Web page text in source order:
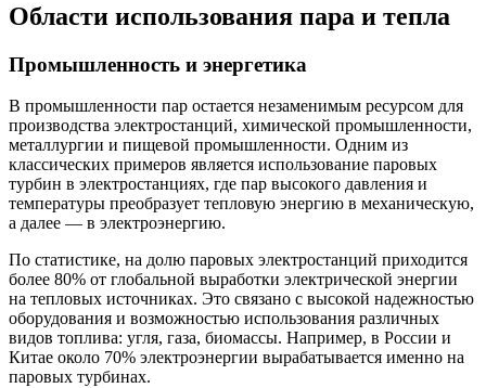
Области использования пара и тепла
Промышленность и энергетика
В промышленности пар остается незаменимым ресурсом для
производства электростанций, химической промышленности,
металлургии и пищевой промышленности. Одним из
классических примеров является использование паровых
турбин в электростанциях, где пар высокого давления и
температуры преобразует тепловую энергию в механическую,
а далее — в электроэнергию.
По статистике, на долю паровых электростанций приходится
более 80% от глобальной выработки электрической энергии
на тепловых источниках. Это связано с высокой надежностью
оборудования и возможностью использования различных
видов топлива: угля, газа, биомассы. Например, в России и
Китае около 70% электроэнергии вырабатывается именно на
паровых турбинах.